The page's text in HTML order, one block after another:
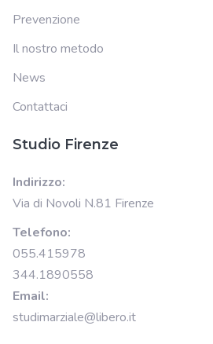
Prevenzione
Il nostro metodo
News
Contattaci
Studio Firenze
Indirizzo:
Via di Novoli N.81 Firenze
Telefono:
055.415978
344.1890558
Email:
studimarziale@libero.it